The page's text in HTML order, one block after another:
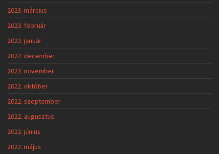
2023. március
2023. február
2023. január
2022. december
2022. november
2022. október
2022. szeptember
2022. augusztus
2022. június
2022. május